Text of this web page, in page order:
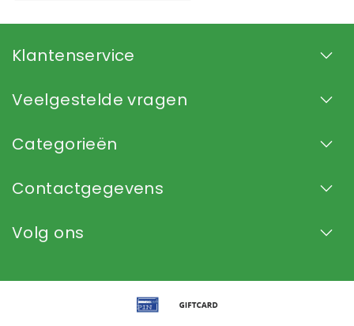
Klantenservice
Veelgestelde vragen
Categorieën
Contactgegevens
Volg ons